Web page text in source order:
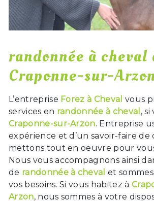
randonnée à cheval
Craponne-sur-
L’entreprise Forez à Cheval vous
services en randonnée à cheval ,
Craponne-sur-Arzon. Entreprise
expérience et d’un savoir-faire de
mettons tout en oeuvre pour
Nous vous accompagnons ainsi
de randonnée à cheval et
vos besoins. Si vous habitez à
Arzon, nous sommes à votre